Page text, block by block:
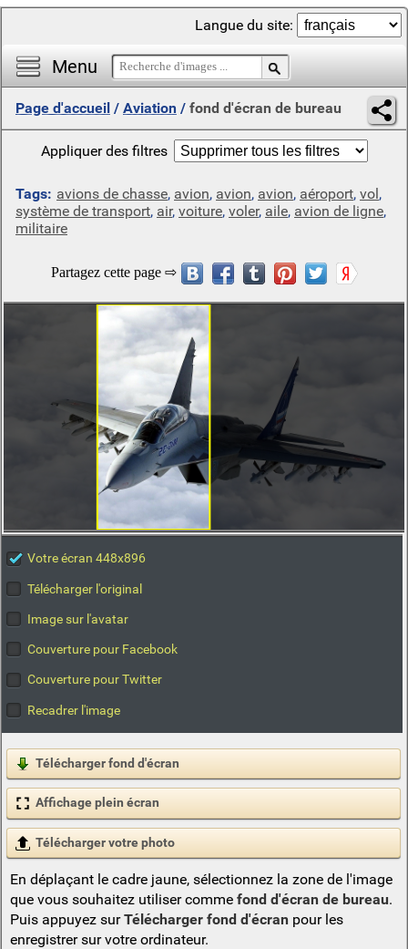
Menu
Langue du site:
Page d'accueil / Aviation / fond d'écran de bureau
Appliquer des filtres
Tags: avions de chasse, avion, avion, avion, aéroport, vol,
système de transport, air, voiture, voler, aile, avion de ligne,
militaire
Votre écran 448x896
Télécharger l'original
Image sur l'avatar
Couverture pour Facebook
Couverture pour Twitter
Recadrer l'image
Télécharger fond d'écran
Affichage plein écran
Télécharger votre photo
En déplaçant le cadre jaune, sélectionnez la zone de l'image
que vous souhaitez utiliser comme fond d'écran de bureau.
Puis appuyez surTélécharger fond d'écranpour les
enregistrer sur votre ordinateur.